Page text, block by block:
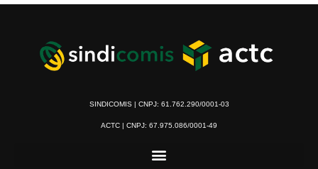
SINDICOMIS | CNPJ: 61.762.290/0001-03
ACTC | CNPJ: 67.975.086/0001-49